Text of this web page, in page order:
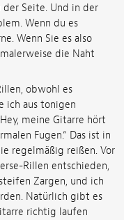
Seite. Und in der
Wenn du es
Wenn Sie es also
die Naht
obwohl es
ich aus tonigen
meine Gitarre hört
Fugen.“ Das ist in
regelmäßig reißen. Vor
Rillen entschieden,
Zargen, und ich
Natürlich gibt es
richtig laufen